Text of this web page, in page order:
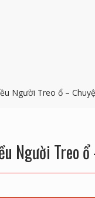
Người Treo ổ –
Người Treo